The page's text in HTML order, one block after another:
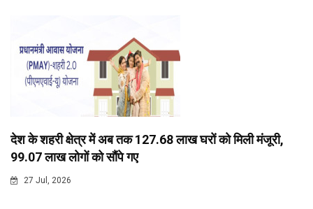
देश के शहरी क्षेत्र में अब तक 127.68 लाख घरों को मिली मंजूरी,
99.07 लाख लोगों को सौंपे गए
27 Jul, 2026